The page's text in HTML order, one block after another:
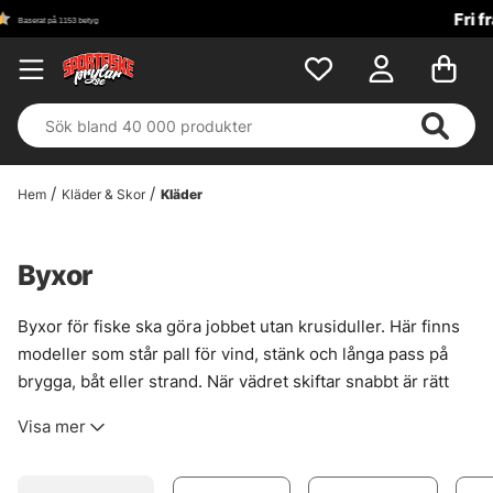
Hem Kläder & Skor Kläder
Byxor
Byxor för fiske ska göra jobbet utan krusiduller. Här finns
modeller som står pall för vind, stänk och långa pass på
brygga, båt eller strand. När vädret skiftar snabbt är rätt
halvtrist avbrott.
Visa mer